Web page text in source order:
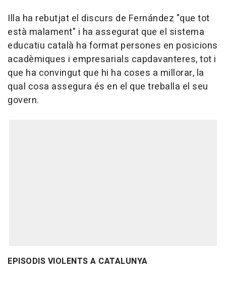
Illa ha rebutjat el discurs de Fernández "que tot
està malament" i ha assegurat que el sistema
educatiu català ha format persones en posicions
acadèmiques i empresarials capdavanteres, tot i
que ha convingut que hi ha coses a millorar, la
qual cosa assegura és en el que treballa el seu
govern.
EPISODIS VIOLENTS A CATALUNYA